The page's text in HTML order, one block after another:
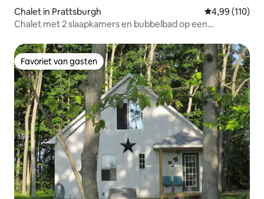
Chalet in Prattsburgh Gemiddelde
4,99 (110)
Chalet met 2 slaapkamers en bubbelbad op een
Favoriet van gasten
Favoriet van gasten